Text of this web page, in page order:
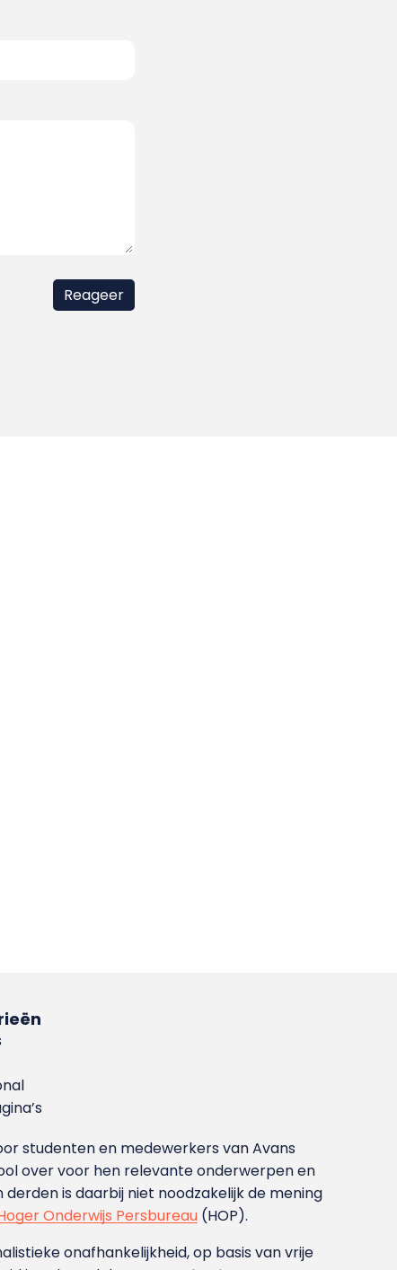
studenten en medewerkers van Avans
over voor hen relevante onderwerpen en
is daarbij niet noodzakelijk de mening
Onderwijs Persbureau (HOP).
onafhankelijkheid, op basis van vrije